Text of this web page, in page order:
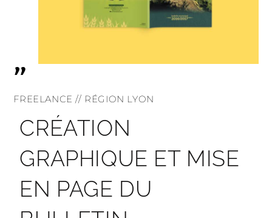
"
FREELANCE // RÉGION LYON
CRÉATION
GRAPHIQUE ET MISE
EN PAGE DU